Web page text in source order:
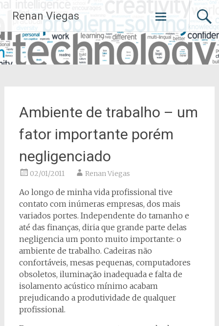
para
o
conteúdo
Renan Viegas
Ambiente de trabalho – um
fator importante porém
negligenciado
02/01/2011 Renan Viegas
Ao longo de minha vida profissional tive
contato com inúmeras empresas, dos mais
variados portes. Independente do tamanho e
até das finanças, diria que grande parte delas
negligencia um ponto muito importante: o
ambiente de trabalho. Cadeiras não
confortáveis, mesas pequenas, computadores
obsoletos, iluminação inadequada e falta de
isolamento acústico mínimo acabam
prejudicando a produtividade de qualquer
profissional.